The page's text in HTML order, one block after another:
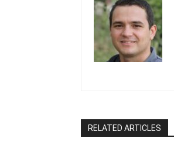
RELATED ARTICLES